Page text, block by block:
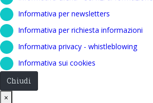
Informativa per newsletters
Informativa per richiesta informazioni
Informativa privacy - whistleblowing
Informativa sui cookies
Chiudi
×